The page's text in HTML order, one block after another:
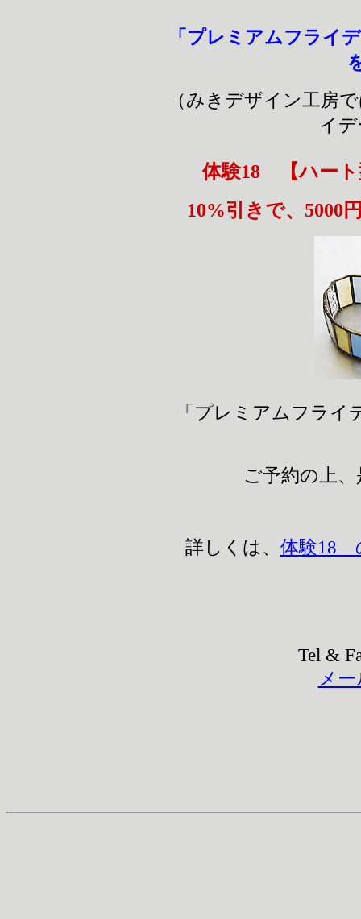
「プレミアムフラ
（みきデザイン工房
イ
体験18 【ハート
10%引きで、
「プレミアムフラ
ご予約の上
詳しくは、 体験18
Tel &
メ